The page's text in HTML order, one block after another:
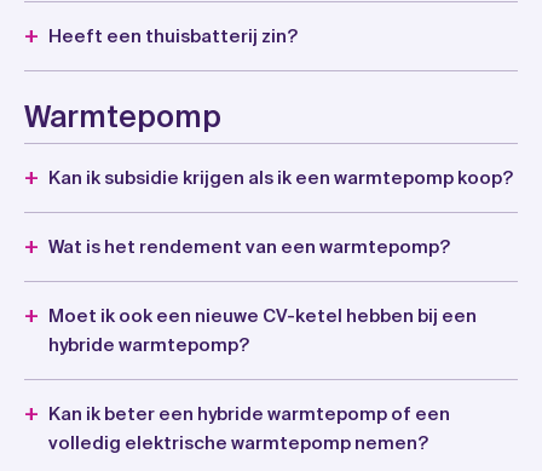
Heeft een thuisbatterij zin?
Warmtepomp
Kan ik subsidie krijgen als ik een warmtepomp koop?
Wat is het rendement van een warmtepomp?
Moet ik ook een nieuwe CV-ketel hebben bij een
hybride warmtepomp?
Kan ik beter een hybride warmtepomp of een
volledig elektrische warmtepomp nemen?